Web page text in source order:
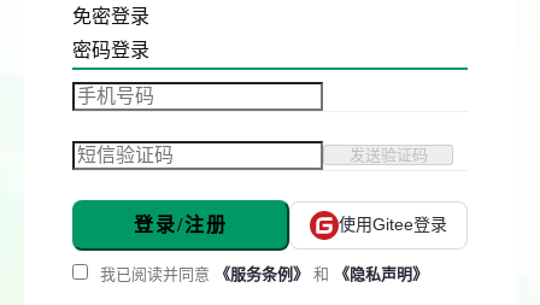
免密登录
密码登录
发送验证码
登录/注册 使用Gitee登录
我已阅读并同意 《服务条例》 和 《隐私声明》